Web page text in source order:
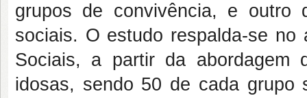
grupos de convivência, e outro
sociais. O estudo respalda-se no
Sociais, a partir da abordagem
idosas, sendo 50 de cada grupo